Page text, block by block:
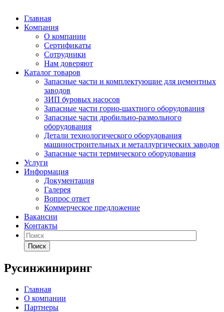
Главная
Компания
О компании
Сертификаты
Сотрудники
Нам доверяют
Каталог товаров
Запасные части и комплектующие для цементных
заводов
ЗИП буровых насосов
Запасные части горно-шахтного оборудования
Запасные части дробильно-размольного
оборудования
Детали технологического оборудования
машиностроительных и металлургических заводов
Запасные части термического оборудования
Услуги
Информация
Документация
Галерея
Вопрос ответ
Коммерческое предложение
Вакансии
Контакты
Поиск
Русинжиниринг
Главная
О компании
Партнеры